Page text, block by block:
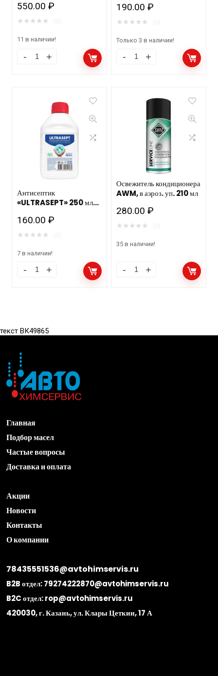
946мл. метал. банка
550.00₽
★ ★ ★ ★ ★
11 в наличии!
190.00₽
★ ★ ★ ★ ★
Только 3 в наличии!
Антисептик
«ULTRASEPT» 250 мл
160.00₽
★ ★ ★ ★ ★
7 в наличии!
Освежитель кондиционера
AWM, в аэроз. уп. 210 мл
280.00₽
★ ★ ★ ★ ★
35 в наличии!
текст ВК49865
Главная
Подбор масел
Частые вопросы
Доставка и оплата
Акции
Новости
Контакты
О компании
78435551536@avtohimservis.ru
B2B отдел:79274222870@avtohimservis.ru
B2C отдел:rop@avtohimservis.ru
420030, г. Казань, ул. Клары Цеткин, 17 А